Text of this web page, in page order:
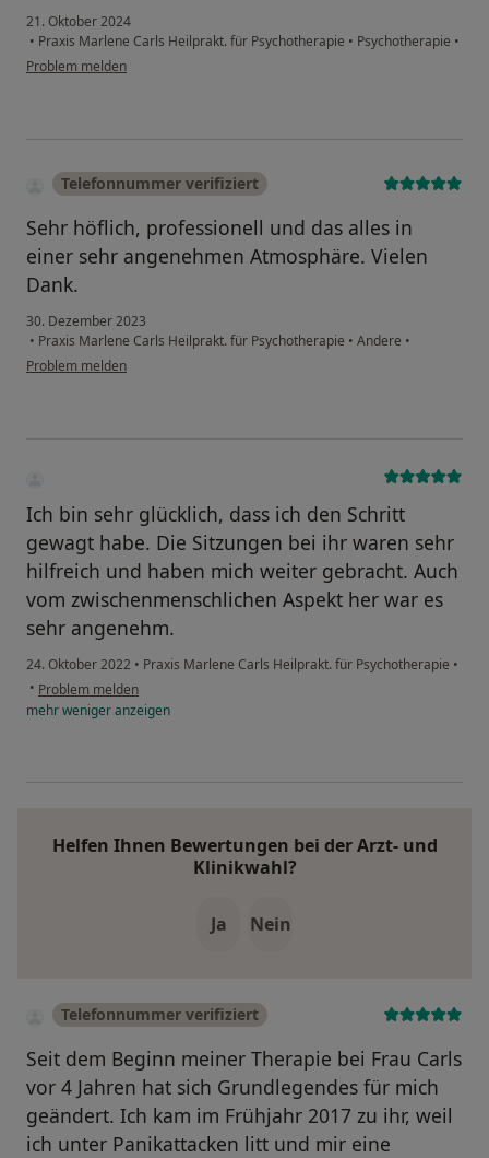
21. Oktober 2024
• Praxis Marlene Carls Heilprakt. für Psychotherapie • Psychotherapie •
Problem melden
Telefonnummer verifiziert
Sehr höflich, professionell und das alles in
einer sehr angenehmen Atmosphäre. Vielen
Dank.
30. Dezember 2023
• Praxis Marlene Carls Heilprakt. für Psychotherapie • Andere •
Problem melden
Ich bin sehr glücklich, dass ich den Schritt
gewagt habe. Die Sitzungen bei ihr waren sehr
hilfreich und haben mich weiter gebracht. Auch
vom zwischenmenschlichen Aspekt her war es
sehr angenehm.
24. Oktober 2022 • Praxis Marlene Carls Heilprakt. für Psychotherapie •
• Problem melden
mehrwenigeranzeigen
Helfen Ihnen Bewertungen bei der Arzt- und
Klinikwahl?
Ja Nein
Telefonnummer verifiziert
Seit dem Beginn meiner Therapie bei Frau Carls
vor 4 Jahren hat sich Grundlegendes für mich
geändert. Ich kam im Frühjahr 2017 zu ihr, weil
ich unter Panikattacken litt und mir eine